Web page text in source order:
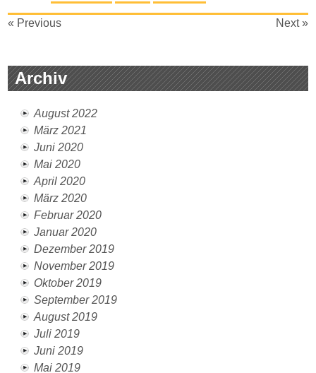
Beitragsnavigation
« Previous Next »
Archiv
August 2022
März 2021
Juni 2020
Mai 2020
April 2020
März 2020
Februar 2020
Januar 2020
Dezember 2019
November 2019
Oktober 2019
September 2019
August 2019
Juli 2019
Juni 2019
Mai 2019